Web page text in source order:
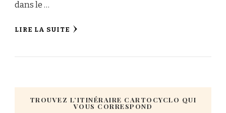
dans le …
LIRE LA SUITE
TROUVEZ L’ITINÉRAIRE CARTOCYCLO QUI
VOUS CORRESPOND